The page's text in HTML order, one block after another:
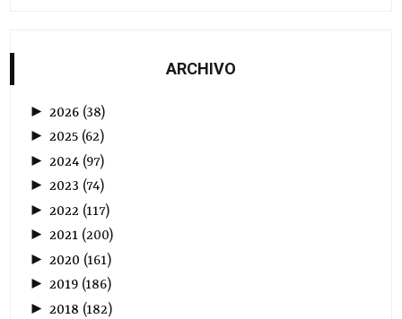
ARCHIVO
► 2026 (38)
►2025 (62)
► 2024 (97)
►2023 (74)
► 2022 (117)
►2021 (200)
► 2020 (161)
►2019 (186)
► 2018 (182)